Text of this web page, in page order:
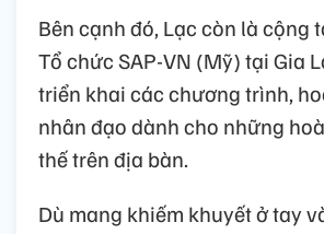
Bên cạnh đó, Lạc còn là cộng
Tổ chức SAP-VN (Mỹ) tại Gia
triển khai các chương trình,
nhân đạo dành cho những
thế trên địa bàn.
Dù mang khiếm khuyết ở tay